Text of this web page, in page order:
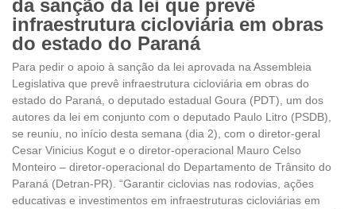
da sanção da lei que prevê
infraestrutura cicloviária em obras
do estado do Paraná
Para pedir o apoio à sanção da lei aprovada na Assembleia
Legislativa que prevê infraestrutura cicloviária em obras do
estado do Paraná, o deputado estadual Goura (PDT), um dos
autores da lei em conjunto com o deputado Paulo Litro (PSDB),
se reuniu, no início desta semana (dia 2), com o diretor-geral
Cesar Vinicius Kogut e o diretor-operacional Mauro Celso
Monteiro – diretor-operacional do Departamento de Trânsito do
Paraná (Detran-PR). “Garantir ciclovias nas rodovias, ações
educativas e investimentos em infraestruturas cicloviárias em